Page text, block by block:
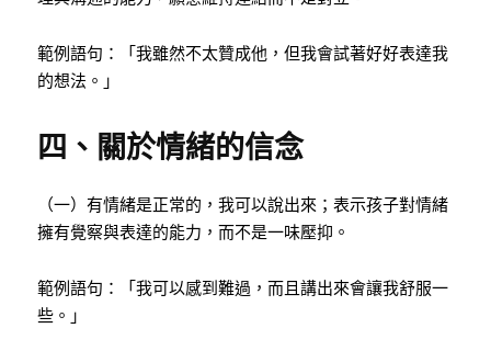
範例語句：「我雖然不太贊成他，但我會試著好好表達我
的想法。」
四、關於情緒的信念
（一）有情緒是正常的，我可以說出來；表示孩子對情緒
擁有覺察與表達的能力，而不是一味壓抑。
範例語句：「我可以感到難過，而且講出來會讓我舒服一
些。」